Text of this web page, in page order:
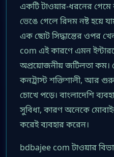
একটি টাওয়ার-ধরনের
ভেঙে গেলে রিদম নষ্ট হয়ে
এক ছোট সিদ্ধান্তের ওপর
com এই কারণে এমন
অপ্রয়োজনীয় জটিলতা কম।
কনট্রাস্ট শক্তিশালী, আর
চোখে পড়ে। বাংলাদেশি
সুবিধা, কারণ অনেকে
করেই ব্যবহার করেন।
bdbajee com টাওয়ার